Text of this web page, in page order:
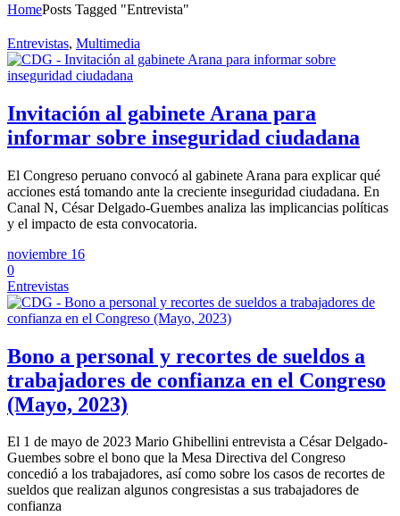
HomePosts Tagged "Entrevista"
Entrevistas, Multimedia
Invitación al gabinete Arana para
informar sobre inseguridad ciudadana
El Congreso peruano convocó al gabinete Arana para explicar qué
acciones está tomando ante la creciente inseguridad ciudadana. En
Canal N, César Delgado-Guembes analiza las implicancias políticas
y el impacto de esta convocatoria.
noviembre 16
0
Entrevistas
Bono a personal y recortes de sueldos a
trabajadores de confianza en el Congreso
(Mayo, 2023)
El 1 de mayo de 2023 Mario Ghibellini entrevista a César Delgado-
Guembes sobre el bono que la Mesa Directiva del Congreso
concedió a los trabajadores, así como sobre los casos de recortes de
sueldos que realizan algunos congresistas a sus trabajadores de
confianza